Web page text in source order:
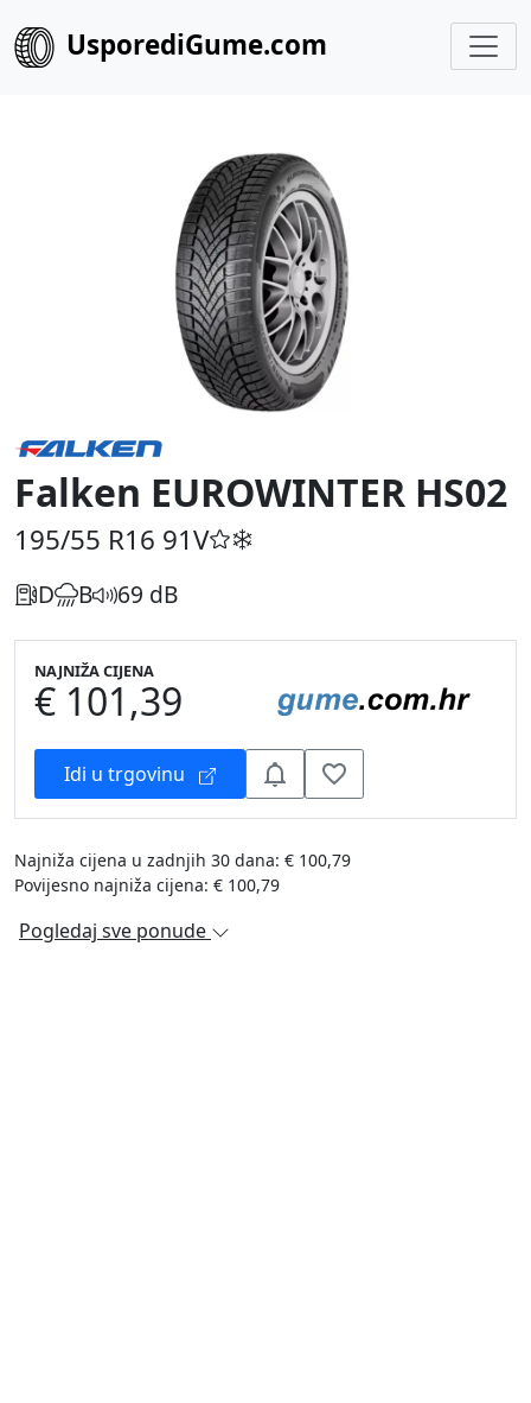
UsporediGume.com
Falken EUROWINTER HS02
195/55 R16 91V
D B 69 dB
NAJNIŽA CIJENA
€ 101,39
Idi u trgovinu
Najniža cijena u zadnjih 30 dana: € 100,79
Povijesno najniža cijena: € 100,79
Pogledaj sve ponude